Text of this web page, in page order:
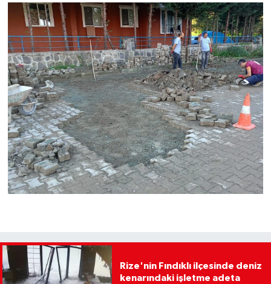
Rize'nin Fındıklı ilçesinde deniz
kenarındaki işletme adeta